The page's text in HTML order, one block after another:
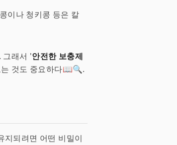
이나 청키콩 등은 칼
그래서 '안전한 보충제
것도 중요하다📖🔍.
되려면 어떤 비밀이